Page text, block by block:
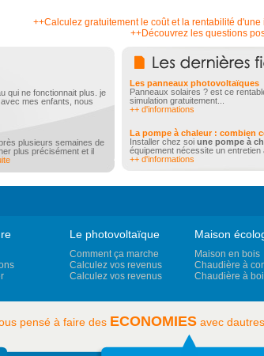
++Calculez gratuitement le coût et la rentabilité
++Découvrez les questions
qui ne fonctionnait plus. je
mes enfants, nous
plusieurs semaines de
plus précisément et il
Les panneaux photovoltaïques
Panneaux solaires ? est ce
simulation gratuitement...
++ d'informations
La pompe à chaleur : combien
Installer chez soi une pompe à
équipement nécessite un entretien
++ d'informations
Le photovoltaïque
Comment ça marche
Calculez vos revenus
Calculez vos revenus
Maison
Maison en bois
Chaudière à
Chaudière à
pensé à faire des ECONOMIESavec dautres